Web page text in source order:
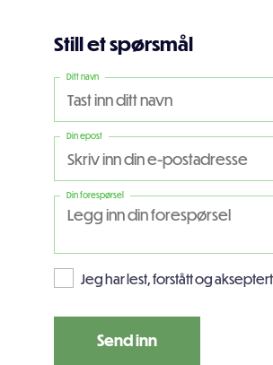
Still et spørsmål
Ditt navn
Din epost
Din forespørsel
Jeg har lest, forstått og